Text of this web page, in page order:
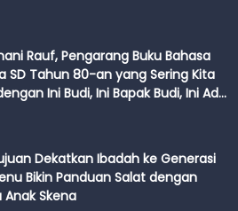
Rauf, Pengarang Buku Bahasa
SD Tahun 80-an yang Sering Kita
Ini Budi, Ini Bapak Budi, Ini Adik
Dekatkan Ibadah ke Generasi
Bikin Panduan Salat dengan
Anak Skena